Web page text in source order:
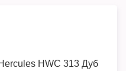
HWC 313 Дуб